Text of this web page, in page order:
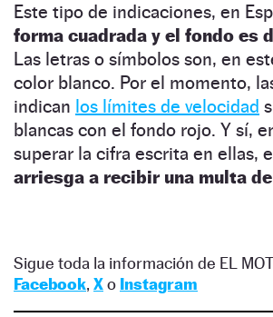
Este tipo de indicaciones, en
forma cuadrada y el fondo es
Las letras o símbolos son, en
color blanco. Por el momento,
indican los límites de velocidad
blancas con el fondo rojo. Y sí,
superar la cifra escrita en ellas,
arriesga a recibir una multa
Sigue toda la información de EL
Facebook, Xo Instagram